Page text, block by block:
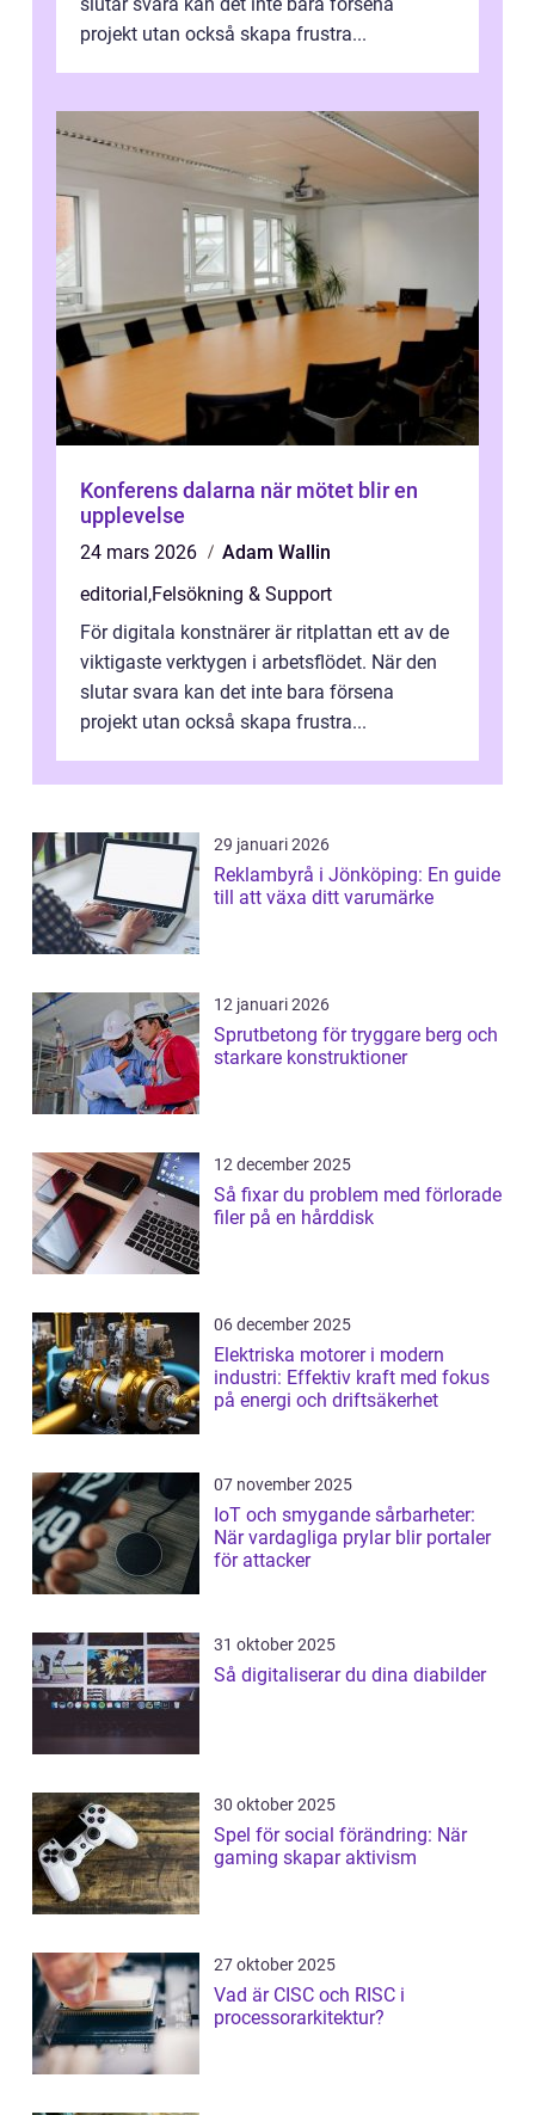
slutar svara kan det inte bara försena
projekt utan också skapa frustra...
Konferens dalarna när mötet blir en
upplevelse
24 mars 2026
Adam Wallin
editorial ,Felsökning & Support
För digitala konstnärer är ritplattan ett av de
viktigaste verktygen i arbetsflödet. När den
slutar svara kan det inte bara försena
projekt utan också skapa frustra...
29 januari 2026
Reklambyrå i Jönköping: En guide
till att växa ditt varumärke
12 januari 2026
Sprutbetong för tryggare berg och
starkare konstruktioner
12 december 2025
Så fixar du problem med förlorade
filer på en hårddisk
06 december 2025
Elektriska motorer i modern
industri: Effektiv kraft med fokus
på energi och driftsäkerhet
07 november 2025
IoT och smygande sårbarheter:
När vardagliga prylar blir portaler
för attacker
31 oktober 2025
Så digitaliserar du dina diabilder
30 oktober 2025
Spel för social förändring: När
gaming skapar aktivism
27 oktober 2025
Vad är CISC och RISC i
processorarkitektur?